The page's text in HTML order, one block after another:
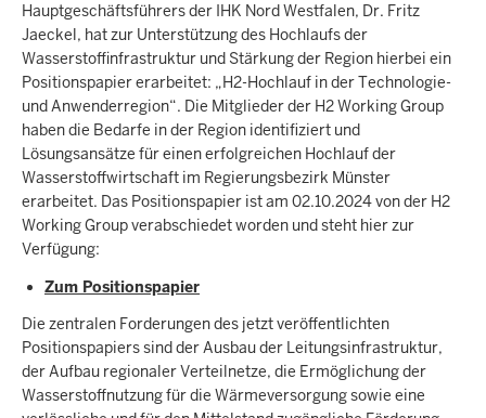
Hauptgeschäftsführers der IHK Nord Westfalen, Dr. Fritz
Jaeckel, hat zur Unterstützung des Hochlaufs der
Wasserstoffinfrastruktur und Stärkung der Region hierbei ein
Positionspapier erarbeitet: „H2-Hochlauf in der Technologie-
und Anwenderregion“. Die Mitglieder der H2 Working Group
haben die Bedarfe in der Region identifiziert und
Lösungsansätze für einen erfolgreichen Hochlauf der
Wasserstoffwirtschaft im Regierungsbezirk Münster
erarbeitet. Das Positionspapier ist am 02.10.2024 von der H2
Working Group verabschiedet worden und steht hier zur
Verfügung:
Zum Positionspapier
Die zentralen Forderungen des jetzt veröffentlichten
Positionspapiers sind der Ausbau der Leitungsinfrastruktur,
der Aufbau regionaler Verteilnetze, die Ermöglichung der
Wasserstoffnutzung für die Wärmeversorgung sowie eine